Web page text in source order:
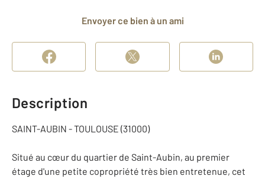
Envoyer ce bien à un ami
Description
SAINT-AUBIN - TOULOUSE (31000)
Situé au cœur du quartier de Saint-Aubin, au premier
étage d'une petite copropriété très bien entretenue, cet